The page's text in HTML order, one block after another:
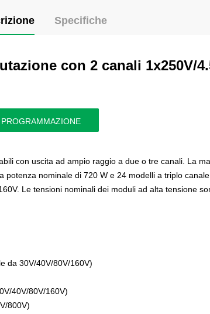
Specifiche
con 2 canali 1x250V/
con uscita ad ampio raggio a due o tre canali. La
potenza nominale di 720 W e 24 modelli a triplo
Le tensioni nominali dei moduli ad alta tensione
da 30V/40V/80V/160V)
40V/80V/160V)
800V)